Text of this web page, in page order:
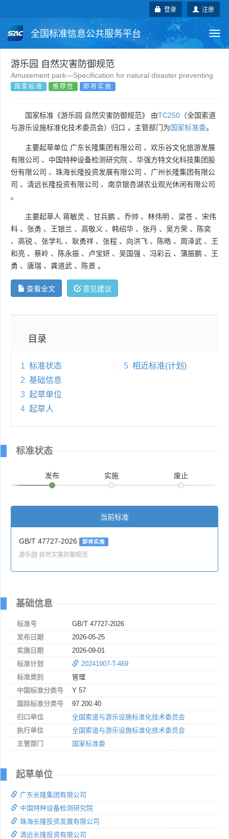
注册
登录
全国标准信息公共服务平台
国家标准 行业标准
团体标准 企业标准
国外标准 技术委员会
游乐园 自然灾害防御规范
Amusement park—Specification for natural disaster preventing
国家标准 推荐性 即将实施
国家标准《游乐园 自然灾害防御规范》 由TC250 （全国索道
与游乐设施标准化技术委员会）归口 ，主管部门为国家标准委。
主要起草单位 广东长隆集团有限公司 、 欢乐谷文化旅游发展
有限公司 、 中国特种设备检测研究院 、 华强方特文化科技集团股
份有限公司 、 珠海长隆投资发展有限公司 、 广州长隆集团有限公
司 、 清远长隆投资有限公司 、 南京银杏湖农业观光休闲有限公司
。
主要起草人 蒋敏灵 、 甘兵鹏 、 乔帅 、 林伟明 、 梁苍 、 宋伟
科 、 张勇 、 王银兰 、 高敬义 、 韩绍华 、 张丹 、 吴方荣 、
陈奕
、 高锐 、 张学礼 、 耿勇祥 、 张程 、 向洪飞 、 陈皓 、 周泽武 、 王
和亮 、 蔡岭 、 陈永振 、 卢宝妍 、 吴国强 、 冯彩云 、 蒲振鹏 、 王
勇 、 唐瑞 、 龚道武 、 陈景 。
查看全文 意见建议
目录
1 标准状态
2 基础信息
3 起草单位
4 起草人
5 相近标准(计划)
标准状态
发布 实施 废止
当前标准
GB/T 47727-2026 即将实施
游乐园 自然灾害防御规范
基础信息
标准号
GB/T 47727-2026
发布日期
2026-05-25
实施日期
2026-09-01
标准计划
20241907-T-469
标准类别
管理
中国标准分类号
Y 57
国际标准分类号
97.200.40
归口单位
全国索道与游乐设施标准化技术委员会
执行单位
全国索道与游乐设施标准化技术委员会
主管部门
国家标准委
起草单位
广东长隆集团有限公司
中国特种设备检测研究院
珠海长隆投资发展有限公司
清远长隆投资有限公司